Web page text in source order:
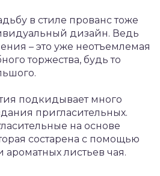
в стиле прованс тоже
дизайн. Ведь
– это уже неотъемлемая
торжества, будь то
подкидывает много
пригласительных.
на основе
состарена с помощью
листьев чая.